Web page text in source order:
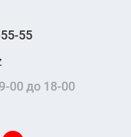
55
00 до 18-00